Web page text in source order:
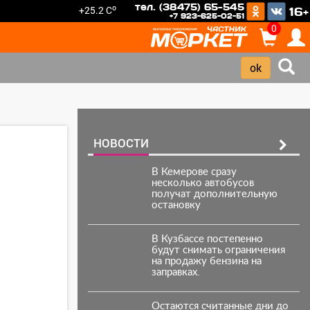
+25.2 Co тел. (38475) 65-545
+7 923-625-02-51 16+
0
НОВОСТИ
В Кемерове сразу
несколько автобусов
получат дополнительную
остановку
В Кузбассе постепенно
будут снимать ограничения
на продажу бензина на
заправках.
Остаются считанные дни до